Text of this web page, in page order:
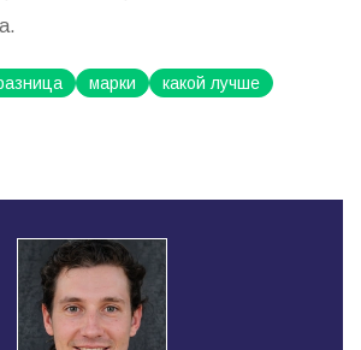
марки какой лучше